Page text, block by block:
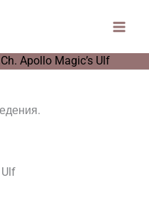
Apollo Magic’s Ulf